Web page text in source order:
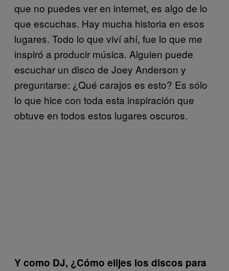
que no puedes ver en internet, es algo de lo
que escuchas. Hay mucha historia en esos
lugares. Todo lo que viví ahí, fue lo que me
inspiró a producir música. Alguien puede
escuchar un disco de Joey Anderson y
preguntarse: ¿Qué carajos es esto? Es sólo
lo que hice con toda esta inspiración que
obtuve en todos estos lugares oscuros.
Y como DJ, ¿Cómo elijes los discos para